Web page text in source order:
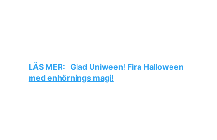
LÄS MER: Glad Uniween! Fira Halloween
med enhörnings magi!